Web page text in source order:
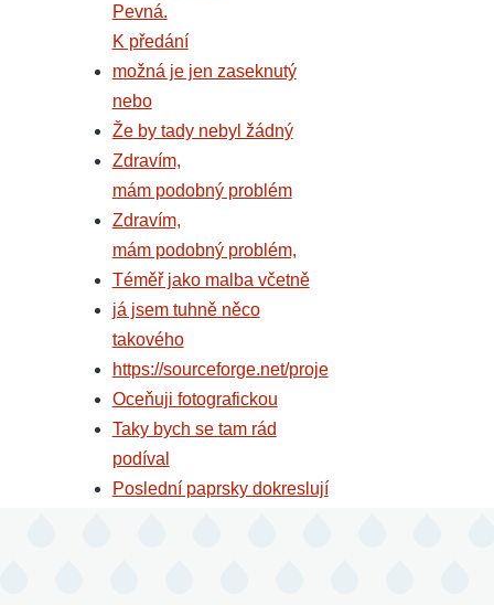
Pevná.
K předání
možná je jen zaseknutý
nebo
Že by tady nebyl žádný
Zdravím,
mám podobný problém
Zdravím,
mám podobný problém,
Téměř jako malba včetně
já jsem tuhně něco
takového
https://sourceforge.net/proje
Oceňuji fotografickou
Taky bych se tam rád
podíval
Poslední paprsky dokreslují